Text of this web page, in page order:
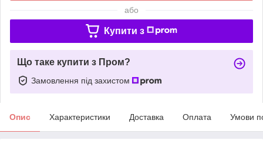
або
Купити з
Що таке купити з Пром?
Замовлення під захистом
Опис Характеристики Доставка Оплата Умови